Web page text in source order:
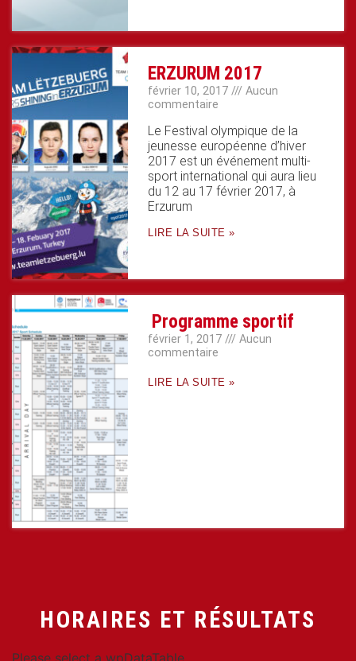
ERZURUM 2017
février 10, 2017
Aucun
commentaire
Le Festival olympique de la
jeunesse européenne d’hiver
2017 est un événement multi-
sport international qui aura lieu
du 12 au 17 février 2017, à
Erzurum
LIRE LA SUITE »
Programme sportif
février 1, 2017
Aucun
commentaire
LIRE LA SUITE »
HORAIRES ET RÉSULTATS
Please select a wpDataTable.